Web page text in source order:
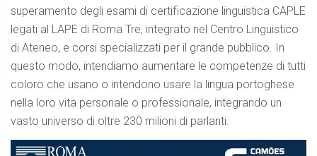
superamento degli esami di certificazione linguistica CAPLE
legati al LAPE di Roma Tre, integrato nel Centro Linguistico
di Ateneo, e corsi specializzati per il grande pubblico. In
questo modo, intendiamo aumentare le competenze di tutti
coloro che usano o intendono usare la lingua portoghese
nella loro vita personale o professionale, integrando un
vasto universo di oltre 230 milioni di parlanti.